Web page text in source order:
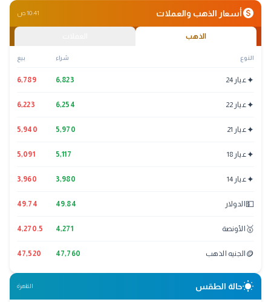
monetization_onأسعار الذهب والعملات 10:41 ص
الذهب
النوع شراء بيع
✦عيار 24 6,823
6,789
✦عيار 22 6,254
6,223
✦عيار 21 5,970
5,940
✦عيار 18 5,117
5,091
✦عيار 14 3,980
3,960
💵الدولار 49.84
49.74
🥇 الأونصة 4,271
4,270.5
🪙 الجنيه الذهب 47,760
47,520
wb_sunnyحالة الطقس القاهرة